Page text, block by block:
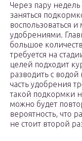
Через пару
заняться
воспользоваться
удобрениями.
большое
требуется на
целей подходит
разводить с
часть удобрения
такой подкормки
можно будет
вероятность, что
не стоит второй